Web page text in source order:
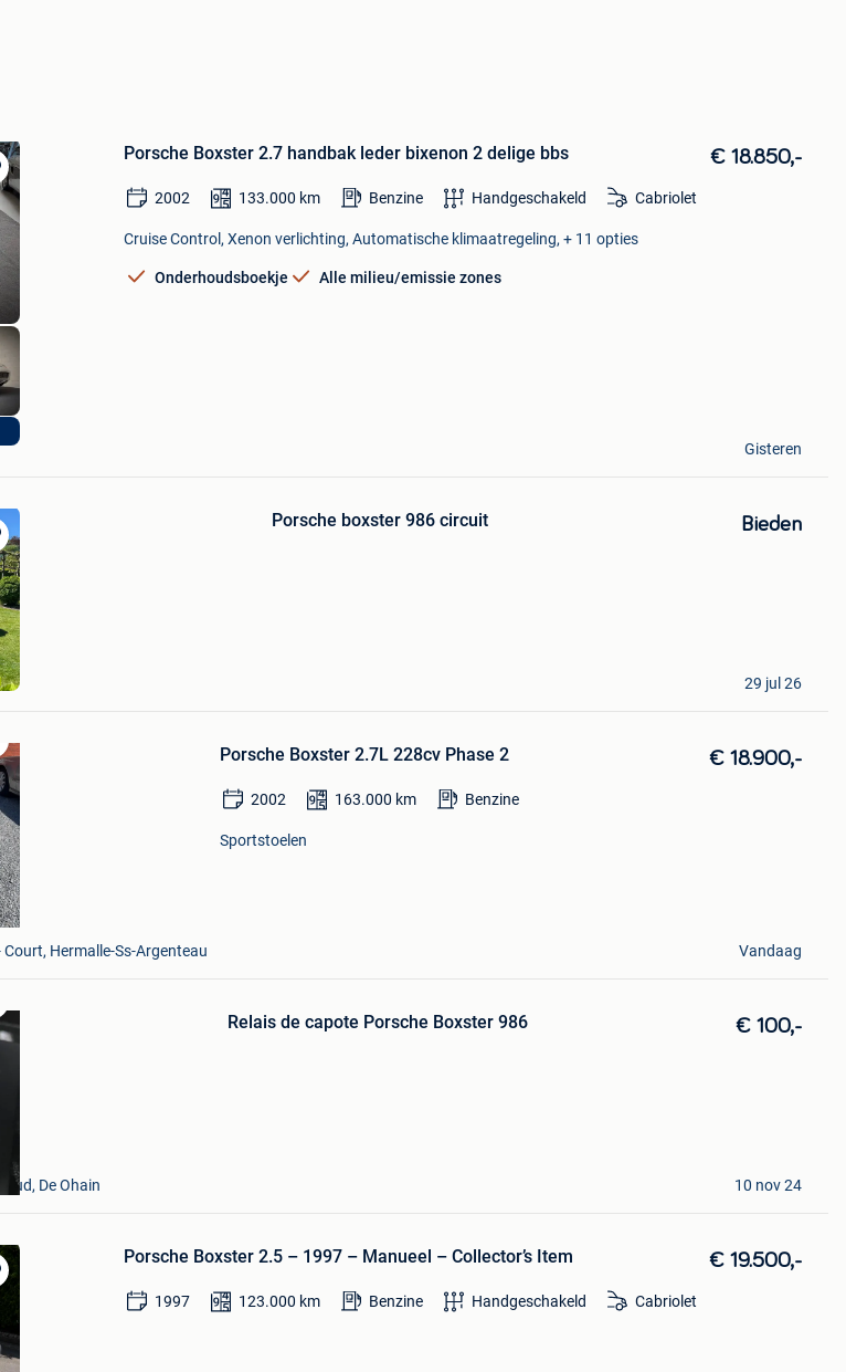
Porsche Boxster 2.7 handbak leder bixenon 2 delige bbs € 18.850,-
2002 133.000 km Benzine Handgeschakeld Cabriolet
Cruise Control, Xenon verlichting, Automatische klimaatregeling, + 11 opties
Onderhoudsboekje Alle milieu/emissie zones
Gisteren
Porsche boxster 986 circuit Bieden
29 jul 26
Porsche Boxster 2.7L 228cv Phase 2 € 18.900,-
2002 163.000 km Benzine
Sportstoelen
Hermalle-Ss-Argenteau
Vandaag
Relais de capote Porsche Boxster 986 € 100,-
De Ohain
10 nov 24
Porsche Boxster 2.5 – 1997 – Manueel – Collector’s Item € 19.500,-
1997 123.000 km Benzine Handgeschakeld Cabriolet